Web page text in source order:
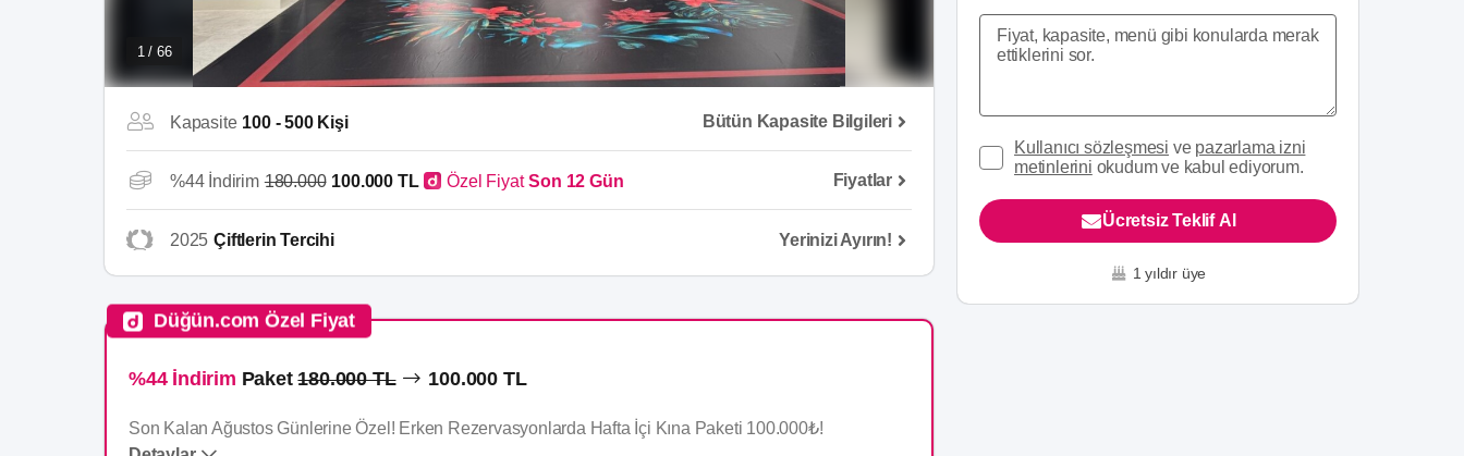
1 / 66
Kapasite 100 - 500 Kişi Bütün Kapasite Bilgileri
%44 İndirim 180.000 100.000 TL Özel Fiyat Son 12 Gün Fiyatlar
2025 Çiftlerin Tercihi Yerinizi Ayırın!
Düğün.com Özel Fiyat
%44 İndirim Paket180.000 TL 100.000 TL
Son Kalan Ağustos Günlerine Özel! Erken Rezervasyonlarda Hafta İçi Kına Paketi 100.000₺!
Kullanıcı sözleşmesi ve pazarlama izni
metinlerini okudum ve kabul ediyorum.
Ücretsiz Teklif Al
1 yıldır üye